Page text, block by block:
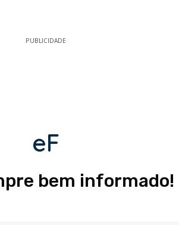
PUBLICIDADE
eF
bem informado!